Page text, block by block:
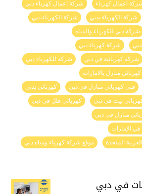
اعمال كهرباء
شركة اعمال كهرباء دبي
شركة الكهرباء بدبي
شركة الكهرباء دبي
شركة دبي للكهرباء والمياه
شركة كهرباء دبي
شركة كهربائية في دبي
شركة للكهرباء دبي
منازل بالامارات
فني كهربائي منازل في دبي
كهربائى بدبي
بيت في دبي
كهربائي فلل في دبي
منازل في دبي
في الإمارات
المتحدة
موقع شركة كهرباء ومياه دبي
في دبي